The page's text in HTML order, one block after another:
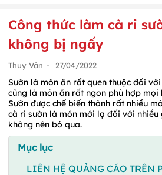
Công thức làm cà ri
không bị ngấy
Thuy Vân - 27/04/2022
Sườn là món ăn rất quen thuộc đối
cũng là món ăn rất ngon phù hợp
Sườn được chế biến thành rất nhiều
cà ri sườn là món mới lạ đối với nhiều
không nên bỏ qua.
Mục lục
LIÊN HỆ QUẢNG CÁO TRÊN